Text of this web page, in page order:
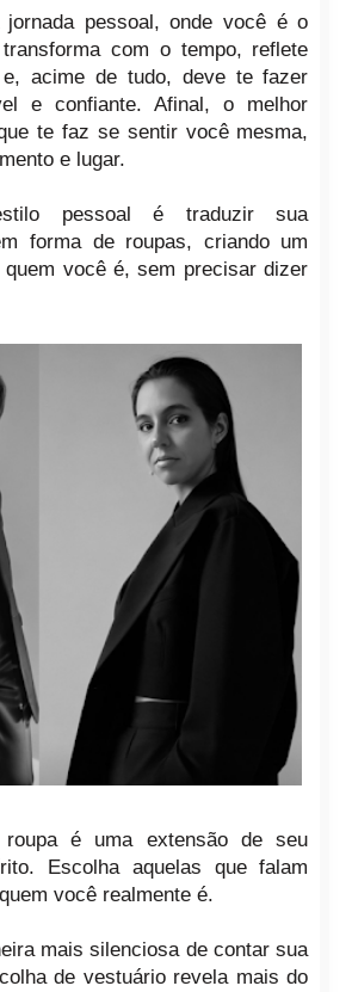
pessoal, onde você é o
com o tempo, reflete
acime de tudo, deve te fazer
e confiante. Afinal, o melhor
te faz se sentir você mesma,
e lugar.
pessoal é traduzir sua
forma de roupas, criando um
quem você é, sem precisar dizer
é uma extensão de seu
Escolha aquelas que falam
você realmente é.
mais silenciosa de contar sua
de vestuário revela mais do